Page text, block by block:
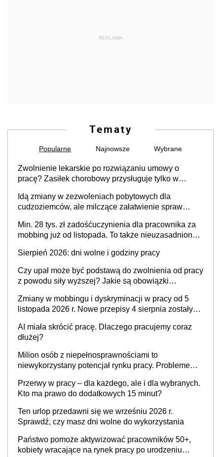
REKLAMA
Tematy
Popularne Najnowsze Wybrane
Zwolnienie lekarskie po rozwiązaniu umowy o
pracę? Zasiłek chorobowy przysługuje tylko w
stosunku pracy
Idą zmiany w zezwoleniach pobytowych dla
cudzoziemców, ale milczące załatwienie spraw
Min. 28 tys. zł zadośćuczynienia dla pracownika za
mobbing już od listopada. To także nieuzasadniona
Sierpień 2026: dni wolne i godziny pracy
Czy upał może być podstawą do zwolnienia od pracy
z powodu siły wyższej? Jakie są obowiązki
Zmiany w mobbingu i dyskryminacji w pracy od 5
listopada 2026 r. Nowe przepisy 4 sierpnia zostały
AI miała skrócić pracę. Dlaczego pracujemy coraz
dłużej?
Milion osób z niepełnosprawnościami to
niewykorzystany potencjał rynku pracy. Problemem
refundacji, ale bariery po stronie systemu i
świadomości pracodawców [WYWIAD]
Przerwy w pracy – dla każdego, ale i dla wybranych.
Kto ma prawo do dodatkowych 15 minut?
Ten urlop przedawni się we wrześniu 2026 r.
Sprawdź, czy masz dni wolne do wykorzystania
Państwo pomoże aktywizować pracowników 50+,
kobiety wracające na rynek pracy po urodzeniu